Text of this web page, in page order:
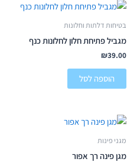
בטיחות דלתות וחלונות
מגביל פתיחת חלון לחלונות כנף
₪39.00
הוספה לסל
מגני פינות
מגן פינה רך אפור